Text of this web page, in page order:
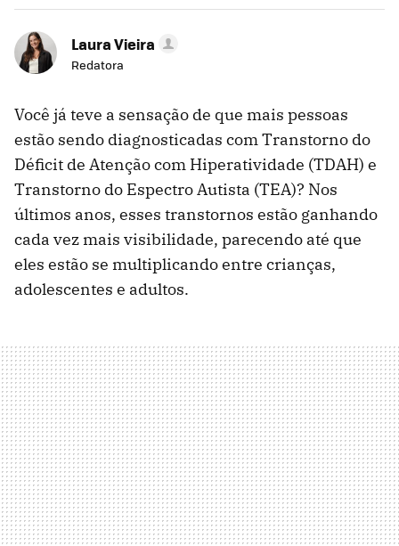
Laura Vieira
Redatora
Você já teve a sensação de que mais pessoas
estão sendo diagnosticadas com Transtorno do
Déficit de Atenção com Hiperatividade (TDAH) e
Transtorno do Espectro Autista (TEA)? Nos
últimos anos, esses transtornos estão ganhando
cada vez mais visibilidade, parecendo até que
eles estão se multiplicando entre crianças,
adolescentes e adultos.